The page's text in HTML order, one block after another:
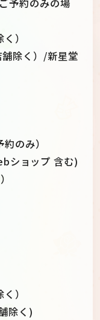
予約のみの場
）
除く）/新星堂
のみ）
ショップ 含む)
）
除く)